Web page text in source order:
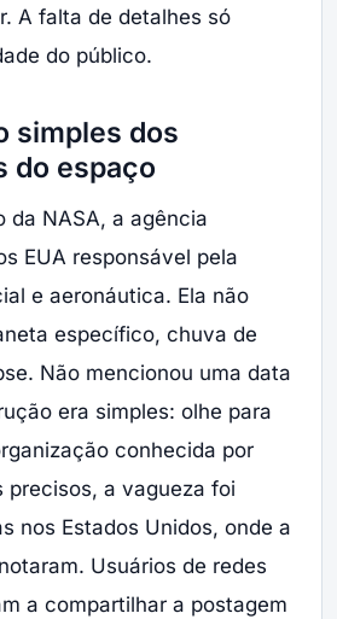
A falta de detalhes só
do público.
simples dos
do espaço
da NASA, a agência
EUA responsável pela
e aeronáutica. Ela não
específico, chuva de
Não mencionou uma data
era simples: olhe para
conhecida por
precisos, a vagueza foi
nos Estados Unidos, onde a
Usuários de redes
a compartilhar a postagem